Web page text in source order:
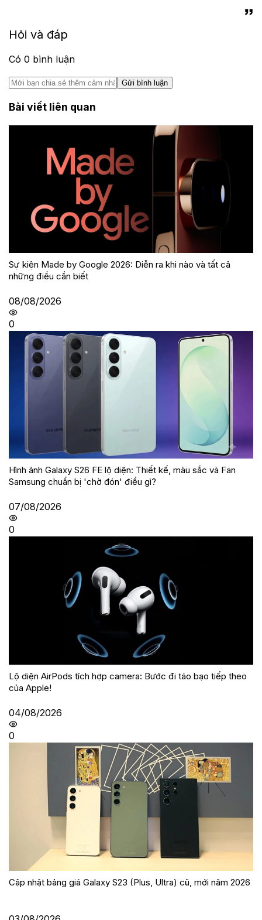
Hỏi và đáp
Có 0 bình luận
Gửi bình luận
Bài viết liên quan
Sự kiện Made by Google 2026: Diễn ra khi nào và tất cả
những điều cần biết
08/08/2026
0
Hình ảnh Galaxy S26 FE lộ diện: Thiết kế, màu sắc và Fan
Samsung chuẩn bị 'chờ đón' điều gì?
07/08/2026
0
Lộ diện AirPods tích hợp camera: Bước đi táo bạo tiếp theo
của Apple!
04/08/2026
0
Cập nhật bảng giá Galaxy S23 (Plus, Ultra) cũ, mới năm 2026